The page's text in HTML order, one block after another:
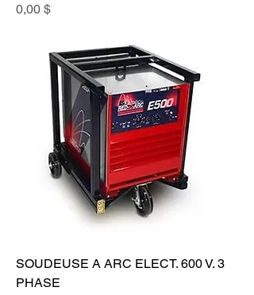
Prix
0,00 $
SOUDEUSE A ARC ELECT. 600 V. 3
PHASE